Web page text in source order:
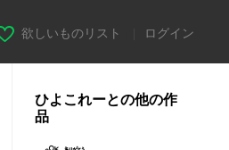
欲しいものリスト ログイン
ひよこれーとの他の作
品